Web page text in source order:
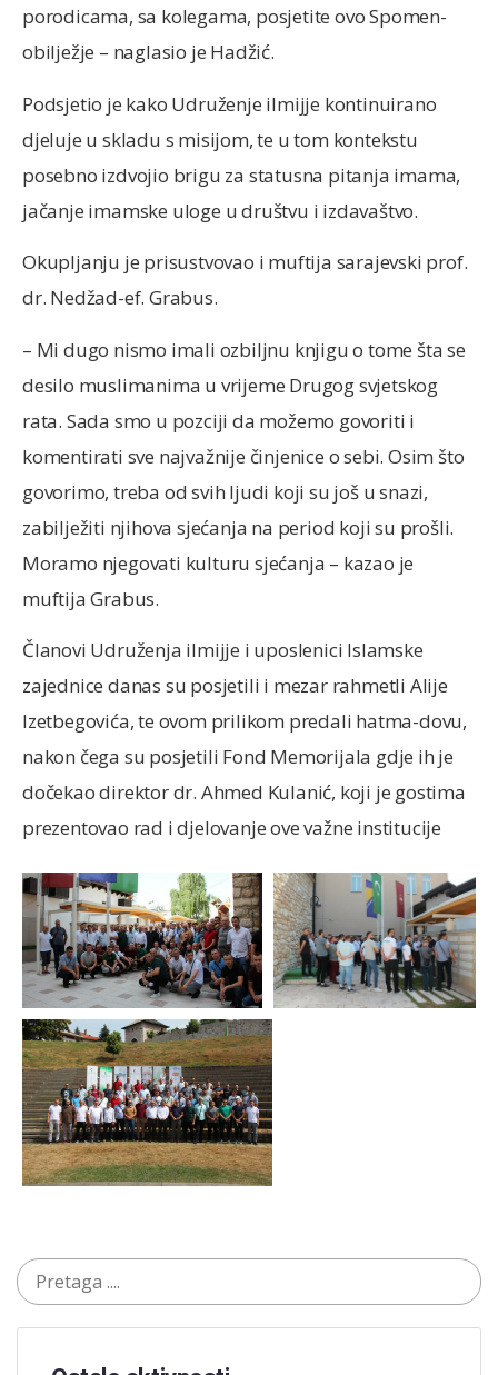
porodicama, sa kolegama, posjetite ovo Spomen-
obilježje – naglasio je Hadžić.
Podsjetio je kako Udruženje ilmijje kontinuirano
djeluje u skladu s misijom, te u tom kontekstu
posebno izdvojio brigu za statusna pitanja imama,
jačanje imamske uloge u društvu i izdavaštvo.
Okupljanju je prisustvovao i muftija sarajevski prof.
dr. Nedžad-ef. Grabus.
– Mi dugo nismo imali ozbiljnu knjigu o tome šta se
desilo muslimanima u vrijeme Drugog svjetskog
rata. Sada smo u pozciji da možemo govoriti i
komentirati sve najvažnije činjenice o sebi. Osim što
govorimo, treba od svih ljudi koji su još u snazi,
zabilježiti njihova sjećanja na period koji su prošli.
Moramo njegovati kulturu sjećanja – kazao je
muftija Grabus.
Članovi Udruženja ilmijje i uposlenici Islamske
zajednice danas su posjetili i mezar rahmetli Alije
Izetbegovića, te ovom prilikom predali hatma-dovu,
nakon čega su posjetili Fond Memorijala gdje ih je
dočekao direktor dr. Ahmed Kulanić, koji je gostima
prezentovao rad i djelovanje ove važne institucije